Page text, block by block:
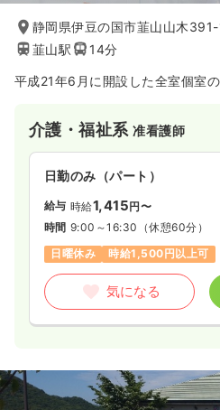
静岡県伊豆の国市韮山山木391-
韮山駅
14分
平成21年6月に開設した全室個室
介護・福祉系准看護師
日勤のみ（パート）
給与 時給1,415円〜
時間 9:00～16:30 （休憩60分）
日曜休み
時給1,500円以上可
気になる